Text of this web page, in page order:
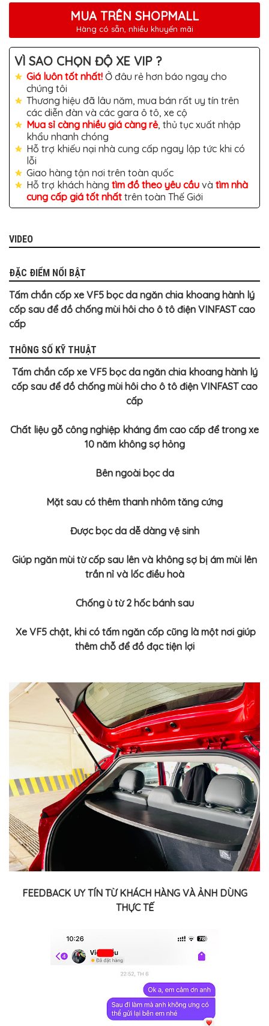
ĐỒ
CHƠI
XE
HƠI
CAO
CẤP
ĐỒ
CHƠI
XE
MÁY
DÁN
DECAL
Ô
TÔ
ISUZU
DA
Ô
PHỤ
KIỆN
XE
CAO
CẤP
CHƠI
XE
ĐẠP
ĐỒ
CÔNG
MUA TRÊN SHOPMALL
Hàng có sẵn, nhiều khuyến mãi
VÌ SAO CHỌN ĐỘ XE VIP ?
Giá luôn tốt nhất! Ở đâu rẻ hơn báo ngay cho
chúng tôi
Thương hiệu đã lâu năm, mua bán rất uy tín trên
các diễn đàn và các gara ô tô, xe cộ
Mua sỉ càng nhiều giá càng rẻ, thủ tục xuất nhập
khẩu nhanh chóng
Hỗ trợ khiếu nại nhà cung cấp ngay lập tức khi có
lỗi
Giao hàng tận nơi trên toàn quốc
Hỗ trợ khách hàng tìm đồ theo yêu cầu và tìm nhà
cung cấp giá tốt nhất trên toàn Thế Giới
VIDEO
ĐẶC ĐIỂM NỔI BẬT
Tấm chắn cốp xe VF5 bọc da ngăn chia khoang hành lý
cốp sau để đồ chống mùi hôi cho ô tô điện VINFAST cao
cấp
THÔNG SỐ KỸ THUẬT
Tấm chắn cốp xe VF5 bọc da ngăn chia khoang hành lý
cốp sau để đồ chống mùi hôi cho ô tô điện VINFAST cao
cấp
Chất liệu gỗ công nghiệp kháng ẩm cao cấp để trong xe
10 năm không sợ hỏng
Bên ngoài bọc da
Mặt sau có thêm thanh nhôm tăng cứng
Được bọc da dễ dàng vệ sinh
Giúp ngăn mùi từ cốp sau lên và không sợ bị ám mùi lên
trần nỉ và lốc điều hoà
Chống ù từ 2 hốc bánh sau
Xe VF5 chật, khi có tấm ngăn cốp cũng là một nơi giúp
thêm chỗ để đồ đạc tiện lợi
FEEDBACK UY TÍN TỪ KHÁCH HÀNG VÀ ẢNH DÙNG
THỰC TẾ